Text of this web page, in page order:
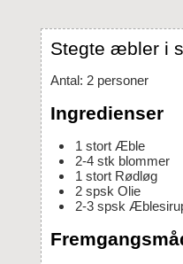
Stegte æbler i
Antal: 2 personer
Ingredienser
1 stort Æble
2-4 stk blommer
1 stort Rødløg
2 spsk Olie
2-3 spsk